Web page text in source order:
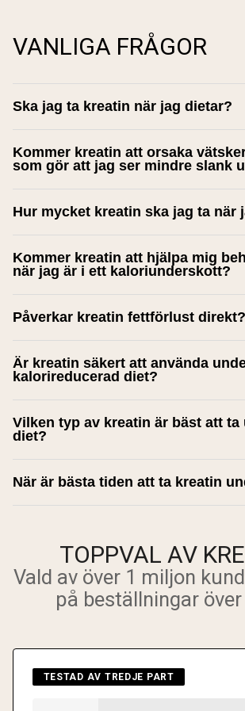
VANLIGA FRÅGOR
Ska jag ta kreatin när jag dietar?
Kommer kreatin att orsaka
som gör att jag ser mindre slank
Hur mycket kreatin ska jag ta när
Kommer kreatin att hjälpa mig
när jag är i ett kaloriunderskott?
Påverkar kreatin fettförlust direkt?
Är kreatin säkert att använda
kalorireducerad diet?
Vilken typ av kreatin är bäst att ta
diet?
När är bästa tiden att ta kreatin
TOPPVAL AV
Vald av över 1 miljon
på beställningar
TESTAD AV TREDJE PART